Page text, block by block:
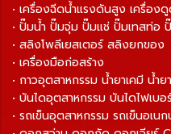
• เครื่องฉีดน้ำแรงดันสูง เครื่อง
• ปั๊มน้ำ ปั๊มจุ่ม ปั๊มแช่ ปั๊มเทสท่อ
• สลิงโพลีเยสเตอร์ สลิงยกของ
• เครื่องมือก่อสร้าง
• กาวอุตสาหกรรม น้ำยาเคมี น้ำย
• บันไดอุตสาหกรรม บันไดไฟเบ
• รถเข็นอุตสาหกรรม รถเข็นอเน